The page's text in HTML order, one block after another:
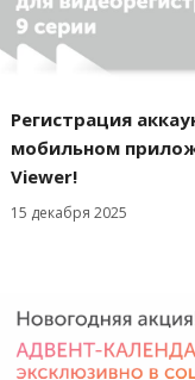
Регистрация
мобильном
Viewer!
15 декабря 2025